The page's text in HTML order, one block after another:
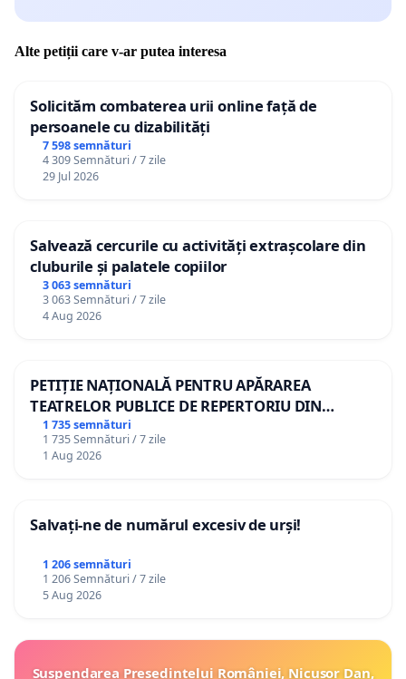
Alte petiții care v-ar putea interesa
Solicităm combaterea urii online față de
persoanele cu dizabilități
7 598 semnături
4 309 Semnături / 7 zile
29 Jul 2026
Salvează cercurile cu activități extrașcolare din
cluburile și palatele copiilor
3 063 semnături
3 063 Semnături / 7 zile
4 Aug 2026
PETIȚIE NAȚIONALĂ PENTRU APĂRAREA
TEATRELOR PUBLICE DE REPERTORIU DIN
ROMÂNIA
1 735 semnături
1 735 Semnături / 7 zile
1 Aug 2026
Salvați-ne de numărul excesiv de urși!
1 206 semnături
1 206 Semnături / 7 zile
5 Aug 2026
Suspendarea Președintelui României, Nicușor Dan,